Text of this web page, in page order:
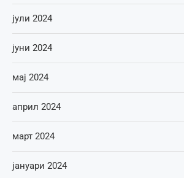
јули 2024
јуни 2024
мај 2024
април 2024
март 2024
јануари 2024